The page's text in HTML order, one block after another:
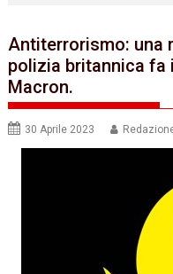
Antiterrorismo: una
polizia britannica fa
Macron.
30 Aprile 2023